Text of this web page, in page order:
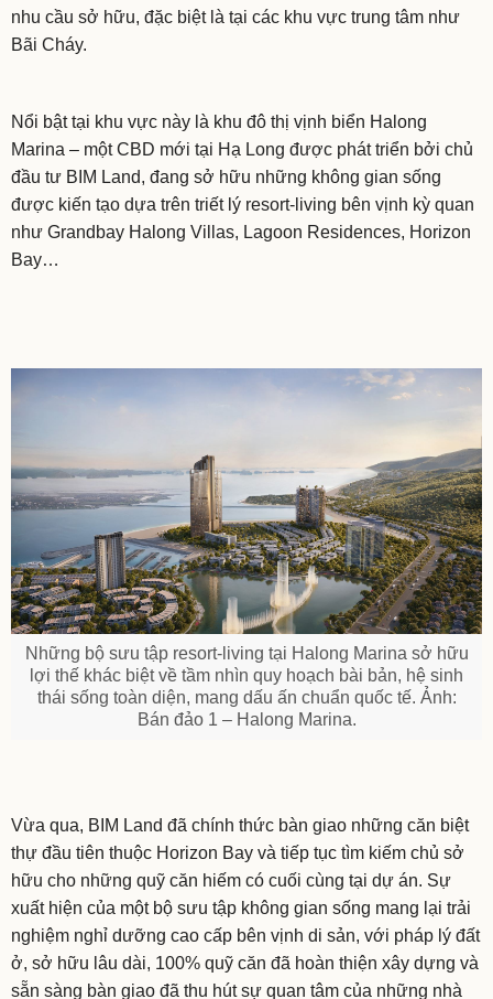
nhu cầu sở hữu, đặc biệt là tại các khu vực trung tâm như
Bãi Cháy.
Nổi bật tại khu vực này là khu đô thị vịnh biển Halong
Marina – một CBD mới tại Hạ Long được phát triển bởi chủ
đầu tư BIM Land, đang sở hữu những không gian sống
được kiến tạo dựa trên triết lý resort-living bên vịnh kỳ quan
như Grandbay Halong Villas, Lagoon Residences, Horizon
Bay…
Những bộ sưu tập resort-living tại Halong Marina sở hữu
lợi thế khác biệt về tầm nhìn quy hoạch bài bản, hệ sinh
thái sống toàn diện, mang dấu ấn chuẩn quốc tế. Ảnh:
Bán đảo 1 – Halong Marina.
Vừa qua, BIM Land đã chính thức bàn giao những căn biệt
thự đầu tiên thuộc Horizon Bay và tiếp tục tìm kiếm chủ sở
hữu cho những quỹ căn hiếm có cuối cùng tại dự án. Sự
xuất hiện của một bộ sưu tập không gian sống mang lại trải
nghiệm nghỉ dưỡng cao cấp bên vịnh di sản, với pháp lý đất
ở, sở hữu lâu dài, 100% quỹ căn đã hoàn thiện xây dựng và
sẵn sàng bàn giao đã thu hút sự quan tâm của những nhà